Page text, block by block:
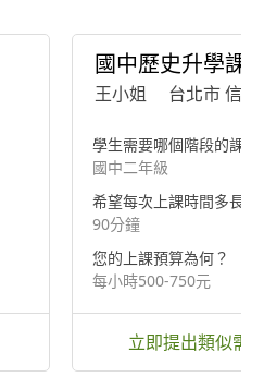
國中歷史升學課
王小姐 台北市 信
學生需要哪個階段的課程
國中二年級
希望每次上課時間多長？
90分鐘
您的上課預算為何？
每小時500-750元
立即提出類似需